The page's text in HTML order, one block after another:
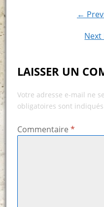
←
LAISSER UN
Votre adresse e-mail ne
obligatoires sont indiqués
Commentaire *